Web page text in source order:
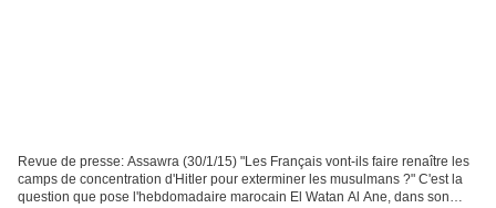
Revue de presse: Assawra (30/1/15) "Les Français vont-ils faire renaître les
camps de concentration d'Hitler pour exterminer les musulmans ?" C'est la
question que pose l'hebdomadaire marocain El Watan Al Ane, dans son